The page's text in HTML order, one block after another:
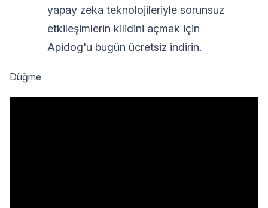
yapay zeka teknolojileriyle sorunsuz
etkileşimlerin kilidini açmak için
Apidog'u bugün ücretsiz indirin.
Düğme